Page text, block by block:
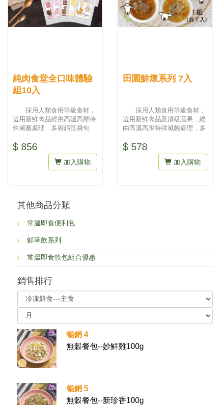
純肉食堂全口味體驗
組10入
採用人類食用等級食材，
選用新鮮肉品經由高溫高壓特
殊滅菌處理，多層鋁箔袋包
即食、...
$ 856
加入購物
田園鮮燉系列 7入
採用人類食用等級食材，
選用新鮮肉品及頂級蔬果，經
由高溫高壓特殊滅菌處理，多
味，提...
$ 578
加入購物
其他商品分類
常溫即食便利包
鮮萃飲系列
常溫即食軟包組合優惠
銷售排行
暢銷 4
無穀餐包--妙鮮雞100g
暢銷 5
無穀餐包--新珍香100g